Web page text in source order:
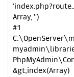
Array, '')
#1
&gt;index(Array)